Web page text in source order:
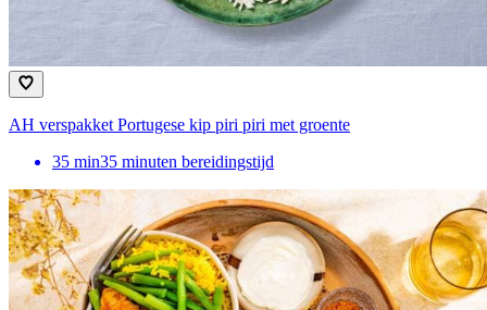
AH verspakket Portugese kip piri piri met groente
35 min35 minuten bereidingstijd